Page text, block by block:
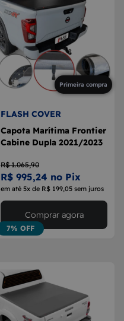
Primeira compra
FLASH COVER
Capota Marítima Frontier
Cabine Dupla 2021/2023
R$ 1.065,90
R$ 995,24 no Pix
em até 5x de R$ 199,05 sem juros
7% OFF
Comprar agora